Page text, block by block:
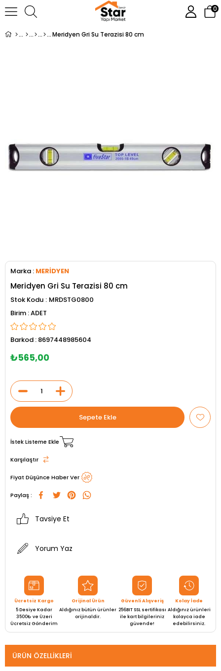
0
Meridyen Gri Su Terazisi 80 cm
Marka : MERİDYEN
Meridyen Gri Su Terazisi 80 cm
Stok Kodu
MRDSTG0800
ADET
Barkod : 8697448985604
₺565,00
İstek Listeme Ekle
Karşılaştır
Fiyat Düşünce Haber Ver
Paylaş :
Tavsiye Et
Yorum Yaz
Ücretsiz Kargo
5 Desiye Kadar
3500₺ ve Üzeri
Ücretsiz Gönderim
Orijinal Ürün
Aldığınız bütün ürünler
orijinaldir.
Güvenli Alışveriş
256BIT SSL sertifikası
ile kart bilgileriniz
güvende!
Kolay İade
Aldığınız ürünleri
kolayca iade
edebilirsiniz.
ÜRÜN ÖZELLIKLERI